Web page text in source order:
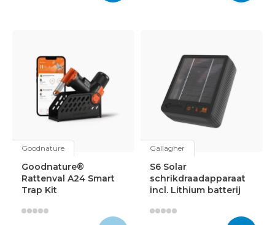
Goodnature
Goodnature®
Rattenval A24 Smart
Trap Kit
Gallagher
S6 Solar
schrikdraadapparaat
incl. Lithium batterij